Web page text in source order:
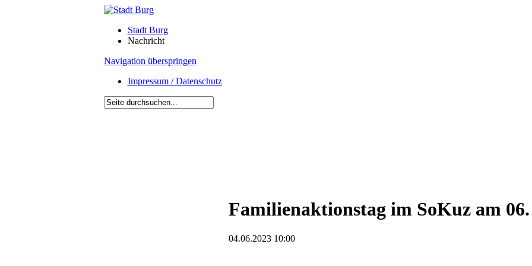
Stadt Burg
Nachricht
Navigation überspringen
Impressum / Datenschutz
Familienaktionstag im SoKuz am
04.06.2023 10:00